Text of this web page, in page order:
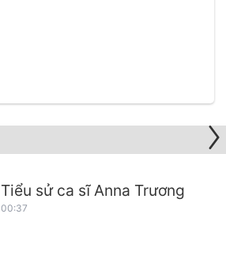
Tiểu sử ca sĩ Anna Trương
00:37